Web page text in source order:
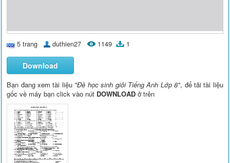
5 trang duthien27 1149 1
Download
Bạn đang xem tài liệu "Đề học sinh giỏi Tiếng Anh Lớp 8", để tải tài liệu
gốc về máy bạn click vào nút DOWNLOAD ở trên